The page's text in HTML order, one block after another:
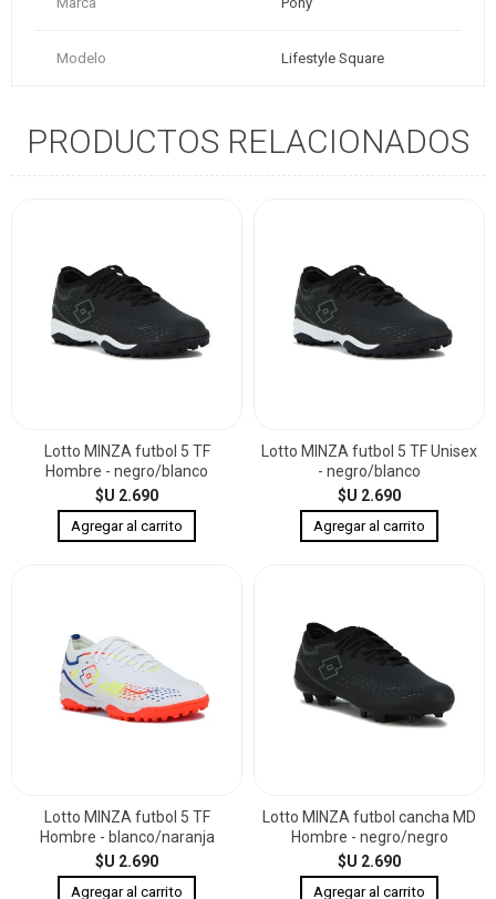
Modelo Lifestyle Square
PRODUCTOS RELACIONADOS
Lotto MINZA futbol 5 TF
Hombre - negro/blanco
$U 2.690
Lotto MINZA futbol 5 TF Unisex
- negro/blanco
$U 2.690
Lotto MINZA futbol 5 TF
Hombre - blanco/naranja
$U 2.690
Lotto MINZA futbol cancha MD
Hombre - negro/negro
$U 2.690